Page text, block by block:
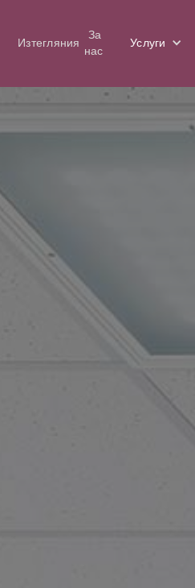
Изтегляния
За
нас
Услуги